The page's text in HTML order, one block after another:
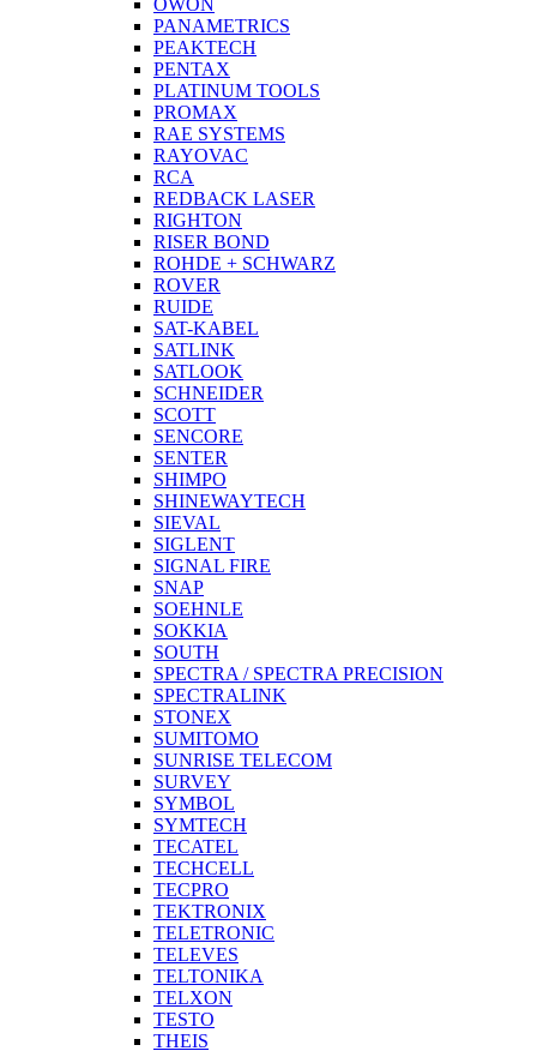
PANAMETRICS
PEAKTECH
PENTAX
PLATINUM TOOLS
PROMAX
RAE SYSTEMS
RAYOVAC
RCA
REDBACK LASER
RIGHTON
RISER BOND
ROHDE + SCHWARZ
ROVER
RUIDE
SAT-KABEL
SATLINK
SATLOOK
SCHNEIDER
SCOTT
SENCORE
SENTER
SHIMPO
SHINEWAYTECH
SIEVAL
SIGLENT
SIGNAL FIRE
SNAP
SOEHNLE
SOKKIA
SOUTH
SPECTRA / SPECTRA PRECISION
SPECTRALINK
STONEX
SUMITOMO
SUNRISE TELECOM
SURVEY
SYMBOL
SYMTECH
TECATEL
TECHCELL
TECPRO
TEKTRONIX
TELETRONIC
TELEVES
TELTONIKA
TELXON
TESTO
THEIS